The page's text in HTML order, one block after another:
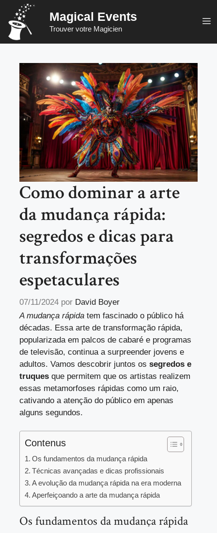
para
conteúdo
Magical Events
Trouver votre Magicien
Como dominar a arte
da mudança rápida:
segredos e dicas para
transformações
espetaculares
07/11/2024 por David Boyer
A mudança rápida tem fascinado o público há
décadas. Essa arte de transformação rápida,
popularizada em palcos de cabaré e programas
de televisão, continua a surpreender jovens e
adultos. Vamos descobrir juntos os segredos e
truques que permitem que os artistas realizem
essas metamorfoses rápidas como um raio,
cativando a atenção do público em apenas
alguns segundos.
Contenus
Os fundamentos da mudança rápida
Técnicas avançadas e dicas profissionais
A evolução da mudança rápida na era moderna
Aperfeiçoando a arte da mudança rápida
Os fundamentos da mudança rápida